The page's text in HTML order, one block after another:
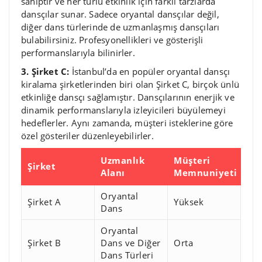
dansçılar sunar. Sadece oryantal dansçılar değil,
diğer dans türlerinde de uzmanlaşmış dansçıları
bulabilirsiniz. Profesyonellikleri ve gösterişli
performanslarıyla bilinirler.
3. Şirket C: İstanbul’da en popüler oryantal dansçı
kiralama şirketlerinden biri olan Şirket C, birçok ünlü
etkinliğe dansçı sağlamıştır. Dansçılarının enerjik ve
dinamik performanslarıyla izleyicileri büyülemeyi
hedeflerler. Aynı zamanda, müşteri isteklerine göre
özel gösteriler düzenleyebilirler.
Şirket
Uzmanlık
Alanı
Müşteri
Memnuniyeti
Şirket A
Oryantal
Dans
Yüksek
Şirket B
Oryantal
Dans ve Diğer
Dans Türleri
Orta